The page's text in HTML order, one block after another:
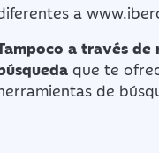
a
a través de
que te
de